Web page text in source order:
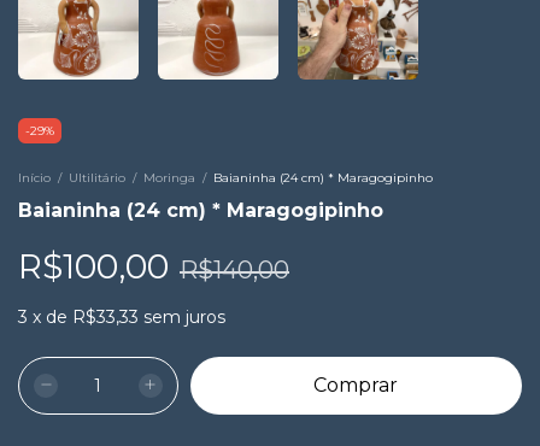
-29%
Início / Ultilitário / Moringa / Baianinha (24 cm) * Maragogipinho
Baianinha (24 cm) * Maragogipinho
R$100,00 R$140,00
3 x de R$33,33 sem juros